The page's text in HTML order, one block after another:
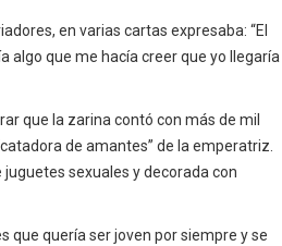
en varias cartas expresaba: “El
algo que me hacía creer que yo llegaría
que la zarina contó con más de mil
de amantes” de la emperatriz.
juguetes sexuales y decorada con
que quería ser joven por siempre y se